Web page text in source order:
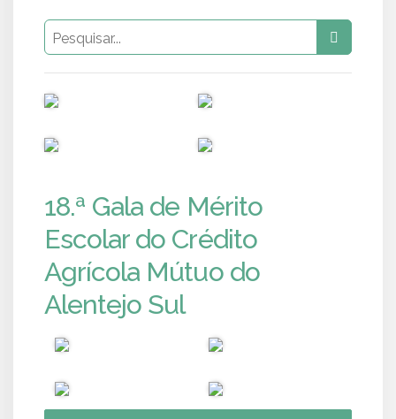
18.ª Gala de Mérito
Escolar do Crédito
Agrícola Mútuo do
Alentejo Sul